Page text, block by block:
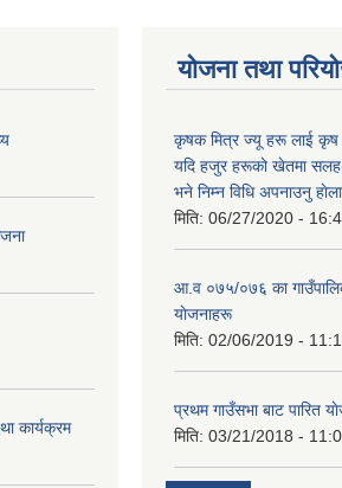
कार्यक्रम
योजना तथा
कृषक मित्र ज्यू हरू लाई कृष
यदि हजुर हरूकाे खेतमा
भने निम्न विधि अपनाउनु हाेला
मिति: 06/27/2020 -
आ‍.व ०७५/०७६ का
याेजनाहरू
मिति: 02/06/2019 -
प्रथम गाउँसभा बाट पारित
मिति: 03/21/2018 -